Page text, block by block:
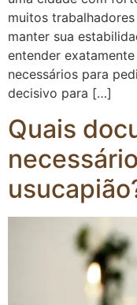
muitos
manter sua
entender
necessários para
decisivo para […]
Quais